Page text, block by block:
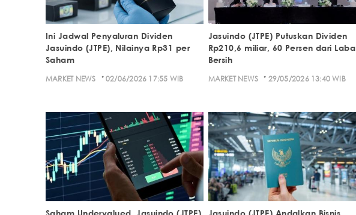
Ini Jadwal Penyaluran Dividen
Jasuindo (JTPE), Nilainya Rp31 per
Saham
MARKET NEWS · 02/06/2026 17:55 WIB
Jasuindo (JTPE) Putuskan Dividen
Rp210,6 miliar, 60 Persen dari Laba
Bersih
MARKET NEWS · 29/05/2026 13:40 WIB
Saham Undervalued, Jasuindo (JTPE)
Jasuindo (JTPE) Andalkan Bisnis